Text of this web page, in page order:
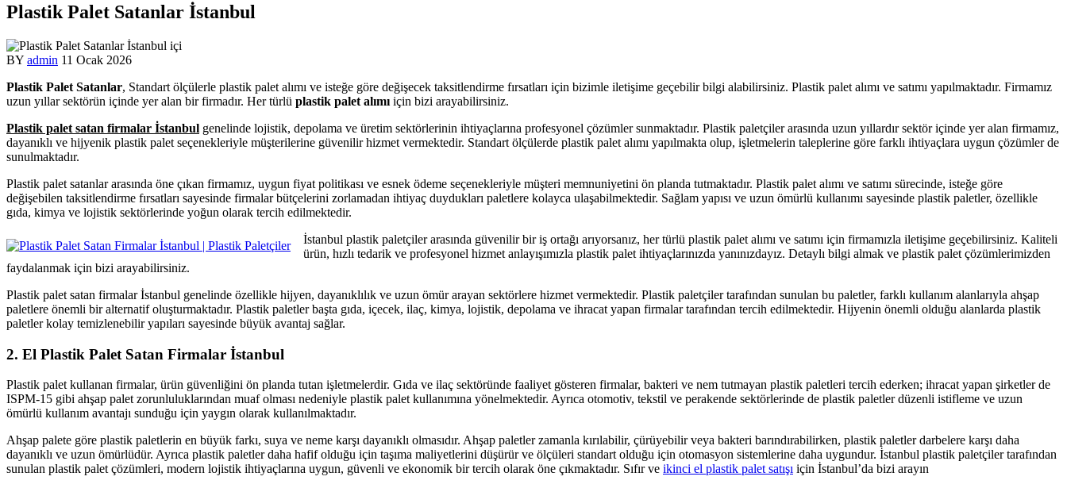
Plastik Palet Satanlar İstanbul
BY admin 11 Ocak 2026
Plastik Palet Satanlar, Standart ölçülerle plastik palet alımı ve isteğe göre değişecek taksitlendirme fırsatları için bizimle iletişime geçebilir bilgi alabilirsiniz. Plastik palet alımı ve satımı yapılmaktadır. Firmamız
uzun yıllar sektörün içinde yer alan bir firmadır. Her türlü plastik palet alımı için bizi arayabilirsiniz.
Plastik palet satan firmalar İstanbul genelinde lojistik, depolama ve üretim sektörlerinin ihtiyaçlarına profesyonel çözümler sunmaktadır. Plastik paletçiler arasında uzun yıllardır sektör içinde yer alan firmamız,
dayanıklı ve hijyenik plastik palet seçenekleriyle müşterilerine güvenilir hizmet vermektedir. Standart ölçülerde plastik palet alımı yapılmakta olup, işletmelerin taleplerine göre farklı ihtiyaçlara uygun çözümler de
sunulmaktadır.
Plastik palet satanlar arasında öne çıkan firmamız, uygun fiyat politikası ve esnek ödeme seçenekleriyle müşteri memnuniyetini ön planda tutmaktadır. Plastik palet alımı ve satımı sürecinde, isteğe göre
değişebilen taksitlendirme fırsatları sayesinde firmalar bütçelerini zorlamadan ihtiyaç duydukları paletlere kolayca ulaşabilmektedir. Sağlam yapısı ve uzun ömürlü kullanımı sayesinde plastik paletler, özellikle
gıda, kimya ve lojistik sektörlerinde yoğun olarak tercih edilmektedir.
İstanbul plastik paletçiler arasında güvenilir bir iş ortağı arıyorsanız, her türlü plastik palet alımı ve satımı için firmamızla iletişime geçebilirsiniz. Kaliteli
ürün, hızlı tedarik ve profesyonel hizmet anlayışımızla plastik palet ihtiyaçlarınızda yanınızdayız. Detaylı bilgi almak ve plastik palet çözümlerimizden
faydalanmak için bizi arayabilirsiniz.
Plastik palet satan firmalar İstanbul genelinde özellikle hijyen, dayanıklılık ve uzun ömür arayan sektörlere hizmet vermektedir. Plastik paletçiler tarafından sunulan bu paletler, farklı kullanım alanlarıyla ahşap
paletlere önemli bir alternatif oluşturmaktadır. Plastik paletler başta gıda, içecek, ilaç, kimya, lojistik, depolama ve ihracat yapan firmalar tarafından tercih edilmektedir. Hijyenin önemli olduğu alanlarda plastik
paletler kolay temizlenebilir yapıları sayesinde büyük avantaj sağlar.
2. El Plastik Palet Satan Firmalar İstanbul
Plastik palet kullanan firmalar, ürün güvenliğini ön planda tutan işletmelerdir. Gıda ve ilaç sektöründe faaliyet gösteren firmalar, bakteri ve nem tutmayan plastik paletleri tercih ederken; ihracat yapan şirketler de
ISPM-15 gibi ahşap palet zorunluluklarından muaf olması nedeniyle plastik palet kullanımına yönelmektedir. Ayrıca otomotiv, tekstil ve perakende sektörlerinde de plastik paletler düzenli istifleme ve uzun
ömürlü kullanım avantajı sunduğu için yaygın olarak kullanılmaktadır.
Ahşap palete göre plastik paletlerin en büyük farkı, suya ve neme karşı dayanıklı olmasıdır. Ahşap paletler zamanla kırılabilir, çürüyebilir veya bakteri barındırabilirken, plastik paletler darbelere karşı daha
dayanıklı ve uzun ömürlüdür. Ayrıca plastik paletler daha hafif olduğu için taşıma maliyetlerini düşürür ve ölçüleri standart olduğu için otomasyon sistemlerine daha uygundur. İstanbul plastik paletçiler tarafından
sunulan plastik palet çözümleri, modern lojistik ihtiyaçlarına uygun, güvenli ve ekonomik bir tercih olarak öne çıkmaktadır. Sıfır ve ikinci el plastik palet satışı için İstanbul’da bizi arayın